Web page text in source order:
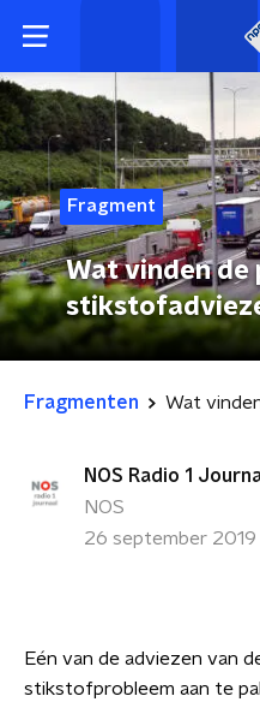
Fragment
Wat vinden de
Fragmenten
NOS Radio 1
NOS
26 september
Eén van de adviezen van
stikstofprobleem aan te